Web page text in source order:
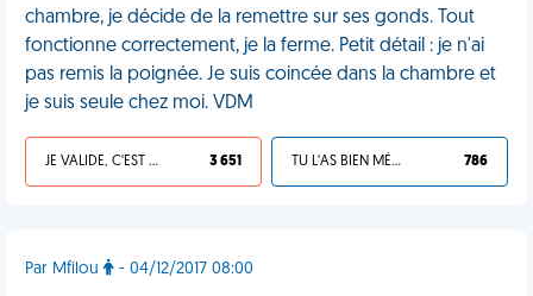
chambre, je décide de la remettre sur ses gonds. Tout
fonctionne correctement, je la ferme. Petit détail : je n'ai
pas remis la poignée. Je suis coincée dans la chambre et
je suis seule chez moi. VDM
JE VALIDE, C'EST UNE VDM 3 651 TU L'AS BIEN MÉRITÉ 786
Par Mfilou - 04/12/2017 08:00